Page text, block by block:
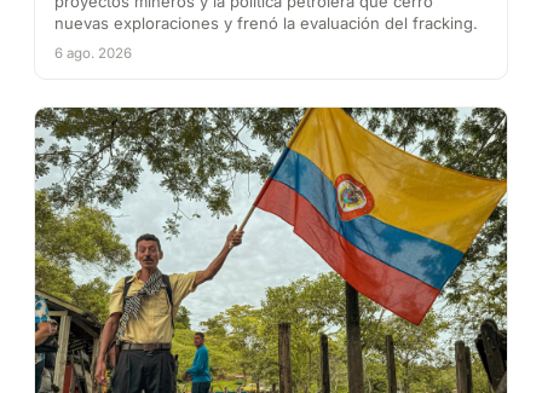
nuevas exploraciones y frenó la evaluación del fracking.
6 ago. 2026